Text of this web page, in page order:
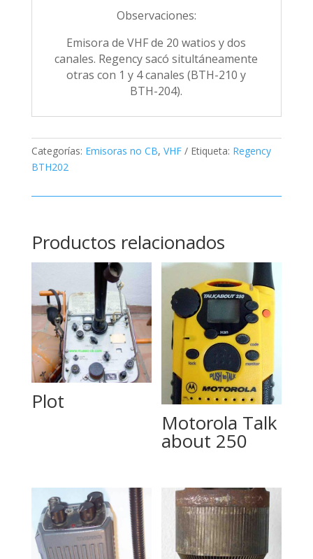
Observaciones:
Emisora de VHF de 20 watios y dos
canales. Regency sacó situltáneamente
otras con 1 y 4 canales (BTH-210 y
BTH-204).
Categorías: Emisoras no CB, VHF Etiqueta: Regency
BTH202
Productos relacionados
Plot
Motorola Talk
about 250